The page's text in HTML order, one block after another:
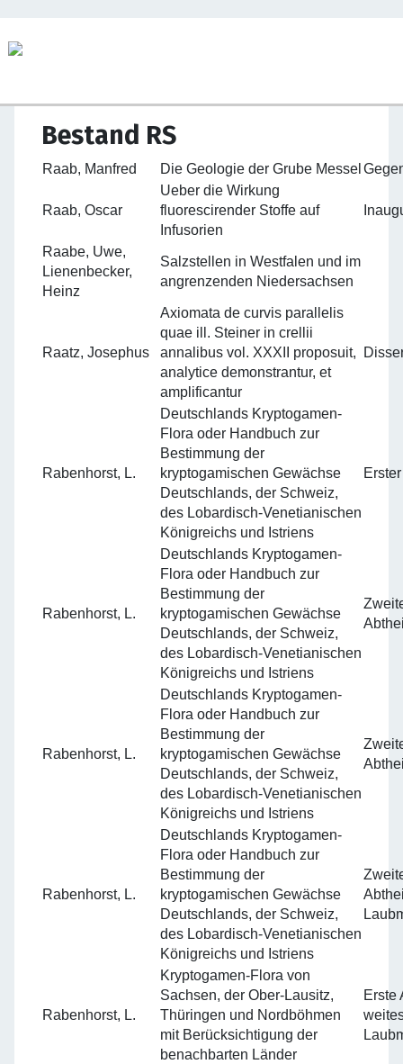
Bestand RS
Raab, Manfred Die Geologie der Grube Messel
Raab, Oscar
Ueber die Wirkung
fluorescirender Stoffe auf
Infusorien
Raabe, Uwe,
Lienenbecker,
Heinz
Salzstellen in Westfalen und im
angrenzenden Niedersachsen
Raatz, Josephus
Axiomata de curvis parallelis
quae ill. Steiner in crellii
annalibus vol. XXXII proposuit,
analytice demonstrantur, et
amplificantur
Rabenhorst, L.
Deutschlands Kryptogamen-
Flora oder Handbuch zur
Bestimmung der
kryptogamischen Gewächse
Deutschlands, der Schweiz,
des Lobardisch-Venetianischen
Königreichs und Istriens
Rabenhorst, L.
Deutschlands Kryptogamen-
Flora oder Handbuch zur
Bestimmung der
kryptogamischen Gewächse
Deutschlands, der Schweiz,
des Lobardisch-Venetianischen
Königreichs und Istriens
Rabenhorst, L.
Deutschlands Kryptogamen-
Flora oder Handbuch zur
Bestimmung der
kryptogamischen Gewächse
Deutschlands, der Schweiz,
des Lobardisch-Venetianischen
Königreichs und Istriens
Rabenhorst, L.
Deutschlands Kryptogamen-
Flora oder Handbuch zur
Bestimmung der
kryptogamischen Gewächse
Deutschlands, der Schweiz,
des Lobardisch-Venetianischen
Königreichs und Istriens
Rabenhorst, L.
Kryptogamen-Flora von
Sachsen, der Ober-Lausitz,
Thüringen und Nordböhmen
mit Berücksichtigung der
benachbarten Länder
Erste